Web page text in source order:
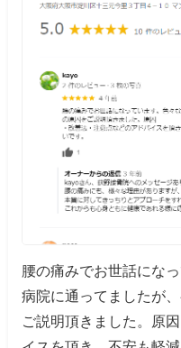
腰の痛みでお世話にな
病院に通ってましたが
ご説明頂きました。原